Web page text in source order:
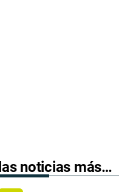
las noticias más…